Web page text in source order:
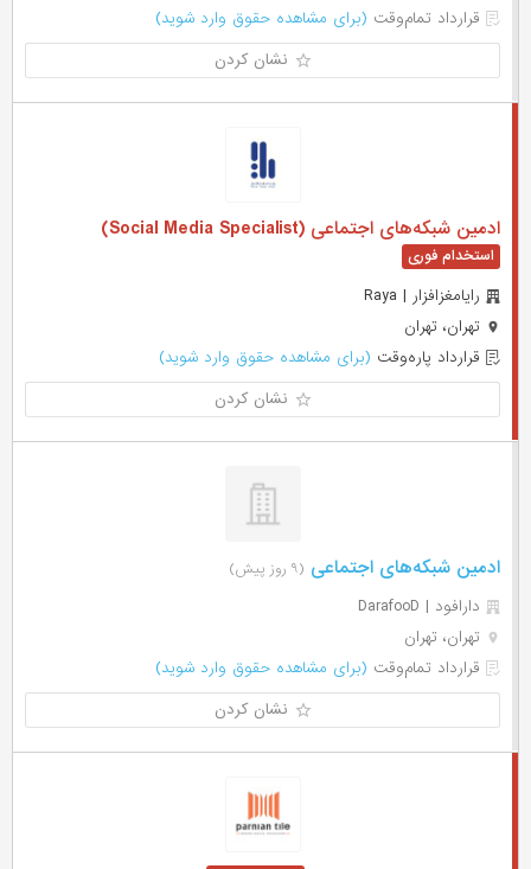
قرارداد تمام‌وقت (برای مشاهده حقوق وارد شوید)
نشان کردن
ادمین شبکه‌های اجتماعی (Social Media Specialist)
رایامغزافزار | Raya
تهران، تهران
قرارداد پاره‌وقت (برای مشاهده حقوق وارد شوید)
نشان کردن
ادمین شبکه‌های اجتماعی (۹ روز پیش)
دارافود | DarafooD
تهران، تهران
قرارداد تمام‌وقت (برای مشاهده حقوق وارد شوید)
نشان کردن